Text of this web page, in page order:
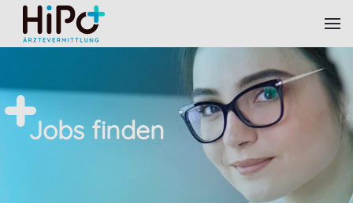
Skip to main content
Jobs finden